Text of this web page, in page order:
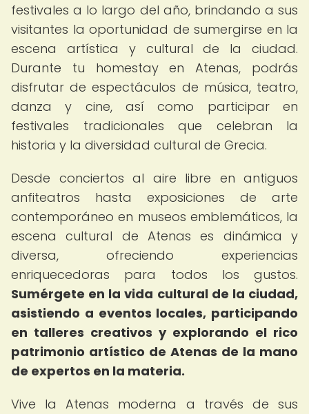
festivales a lo largo del año, brindando a sus
visitantes la oportunidad de sumergirse en la
escena artística y cultural de la ciudad.
Durante tu homestay en Atenas, podrás
disfrutar de espectáculos de música, teatro,
danza y cine, así como participar en
festivales tradicionales que celebran la
historia y la diversidad cultural de Grecia.
Desde conciertos al aire libre en antiguos
anfiteatros hasta exposiciones de arte
contemporáneo en museos emblemáticos, la
escena cultural de Atenas es dinámica y
diversa, ofreciendo experiencias
enriquecedoras para todos los gustos.
Sumérgete en la vida cultural de la ciudad,
asistiendo a eventos locales, participando
en talleres creativos y explorando el rico
patrimonio artístico de Atenas de la mano
de expertos en la materia.
Vive la Atenas moderna a través de sus